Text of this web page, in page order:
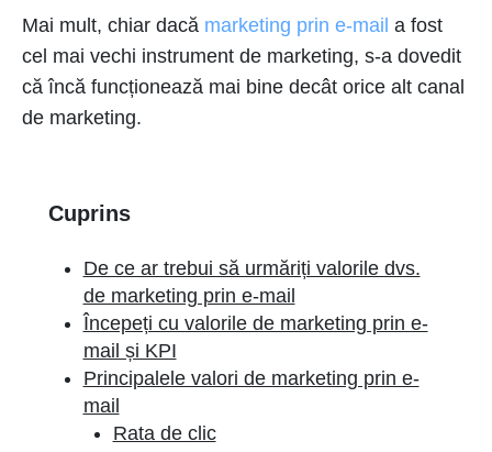
Mai mult, chiar dacă marketing prin e-mail a fost
cel mai vechi instrument de marketing, s-a dovedit
că încă funcționează mai bine decât orice alt canal
de marketing.
Cuprins
De ce ar trebui să urmăriți valorile dvs.
de marketing prin e-mail
Începeți cu valorile de marketing prin e-
mail și KPI
Principalele valori de marketing prin e-
mail
Rata de clic